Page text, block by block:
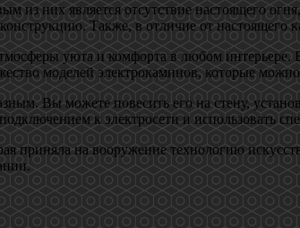
них является отсутствие настоящего
Также, в отличие от
уюта и комфорта в любом
моделей электрокаминов, которые
Вы можете повесить его на стену,
к электросети и использовать
приняла на вооружение технологию